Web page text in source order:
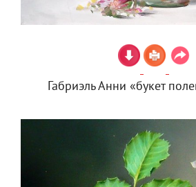
Габриэль Анни «букет